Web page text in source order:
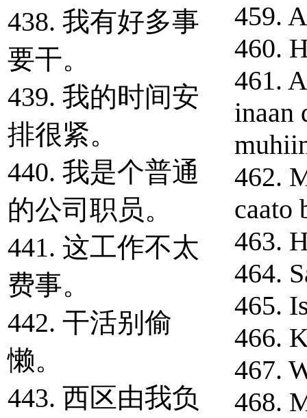
438. 我有好多事
要干。
439. 我的时间安
排很紧。
440. 我是个普通
的公司职员。
441. 这工作不太
费事。
442. 干活别偷
懒。
443. 西区由我负
459.
460.
461.
inaan
462.
caato
463.
464.
465.
466.
467.
468.